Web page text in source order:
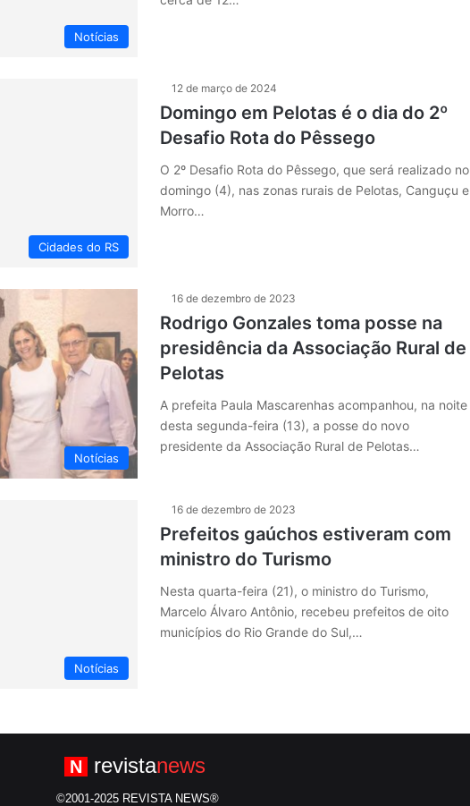
Notícias
Cidades do RS
12 de março de 2024
Domingo em Pelotas é o dia do 2º
Desafio Rota do Pêssego
O 2º Desafio Rota do Pêssego, que será realizado no
domingo (4), nas zonas rurais de Pelotas, Canguçu e
Morro…
Notícias
16 de dezembro de 2023
Rodrigo Gonzales toma posse na
presidência da Associação Rural de
Pelotas
A prefeita Paula Mascarenhas acompanhou, na noite
desta segunda-feira (13), a posse do novo
presidente da Associação Rural de Pelotas…
Notícias
16 de dezembro de 2023
Prefeitos gaúchos estiveram com
ministro do Turismo
Nesta quarta-feira (21), o ministro do Turismo,
Marcelo Álvaro Antônio, recebeu prefeitos de oito
municípios do Rio Grande do Sul,…
N revistanews
©2001-2025 REVISTA NEWS®